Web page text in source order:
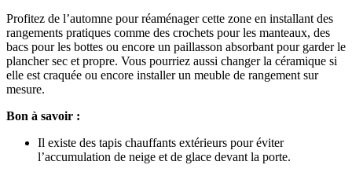
Profitez de l’automne pour réaménager cette zone en installant des
rangements pratiques comme des crochets pour les manteaux, des
bacs pour les bottes ou encore un paillasson absorbant pour garder le
plancher sec et propre. Vous pourriez aussi changer la céramique si
elle est craquée ou encore installer un meuble de rangement sur
mesure.
Bon à savoir :
Il existe des tapis chauffants extérieurs pour éviter
l’accumulation de neige et de glace devant la porte.